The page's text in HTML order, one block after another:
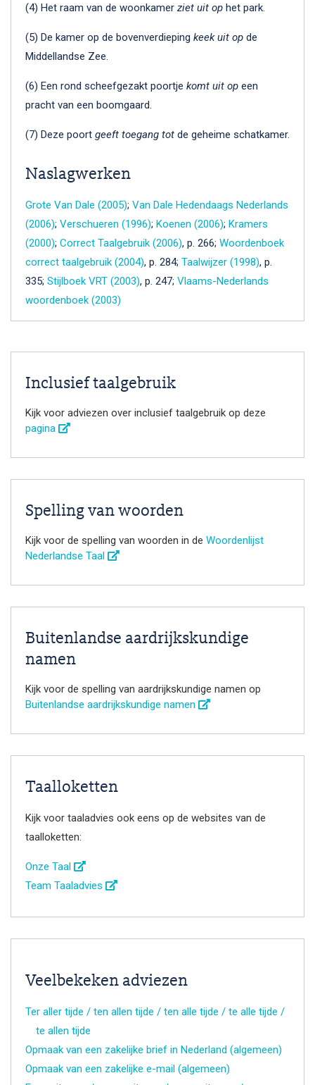
(4) Het raam van de woonkamer ziet uit op het park.
(5) De kamer op de bovenverdieping keek uit op de
Middellandse Zee.
(6) Een rond scheefgezakt poortje komt uit op een
pracht van een boomgaard.
(7) Deze poort geeft toegang tot de geheime schatkamer.
Naslagwerken
Grote Van Dale (2005); Van Dale Hedendaags Nederlands
(2006); Verschueren (1996); Koenen (2006); Kramers
(2000); Correct Taalgebruik (2006), p. 266; Woordenboek
correct taalgebruik (2004), p. 284; Taalwijzer (1998), p.
335; Stijlboek VRT (2003), p. 247; Vlaams-Nederlands
woordenboek (2003)
Inclusief taalgebruik
Kijk voor adviezen over inclusief taalgebruik op deze
pagina
Spelling van woorden
Kijk voor de spelling van woorden in de Woordenlijst
Nederlandse Taal
Buitenlandse aardrijkskundige
namen
Kijk voor de spelling van aardrijkskundige namen op
Buitenlandse aardrijkskundige namen
Taalloketten
Kijk voor taaladvies ook eens op de websites van de
taalloketten:
Onze Taal
Team Taaladvies
Veelbekeken adviezen
Ter aller tijde / ten allen tijde / ten alle tijde / te alle tijde /
te allen tijde
Opmaak van een zakelijke brief in Nederland (algemeen)
Opmaak van een zakelijke e-mail (algemeen)